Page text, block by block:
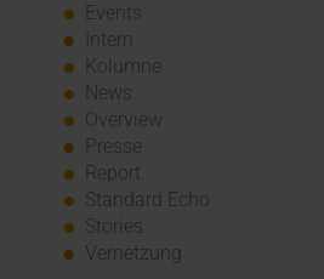
Events
Intern
Kolumne
News
Overview
Presse
Report
Standard Echo
Stories
Vernetzung